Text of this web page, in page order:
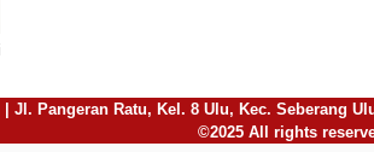
Jl. Pangeran Ratu, Kel. 8 Ulu, Kec. Seberang
©2025 All rights